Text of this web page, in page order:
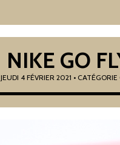
NIKE GO
JEUDI 4 FÉVRIER 2021 • CATÉGORIE